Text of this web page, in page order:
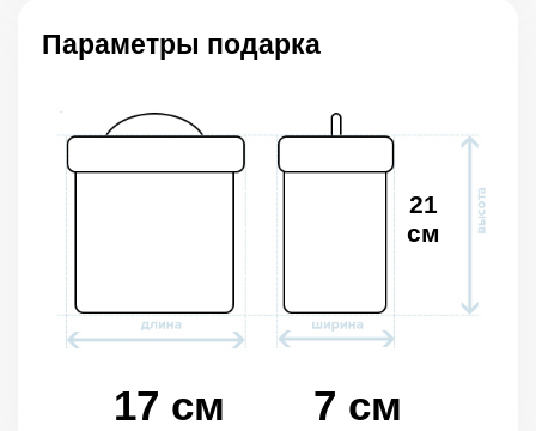
Параметры подарка
17 см 7 см
21
см